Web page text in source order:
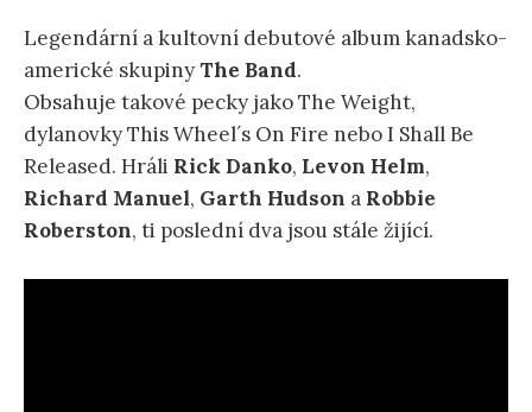
Legendární a kultovní debutové album kanadsko-
americké skupinyThe Band.
Obsahuje takové pecky jako The Weight,
dylanovky This Wheel´s On Fire nebo I Shall Be
Released. Hráli Rick Danko, Levon Helm,
Richard Manuel, Garth Hudson a Robbie
Roberston, ti poslední dva jsou stále žijící.